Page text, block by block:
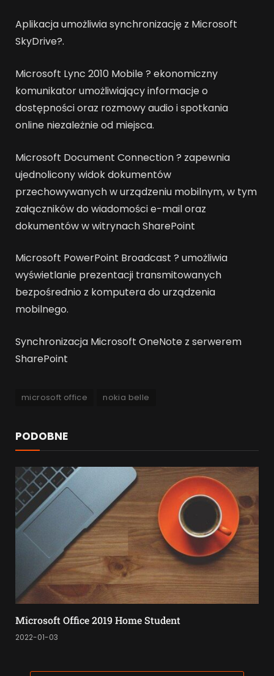
Aplikacja umożliwia synchronizację z Microsoft
SkyDrive?.
Microsoft Lync 2010 Mobile ? ekonomiczny
komunikator umożliwiający informacje o
dostępności oraz rozmowy audio i spotkania
online niezależnie od miejsca.
Microsoft Document Connection ? zapewnia
ujednolicony widok dokumentów
przechowywanych w urządzeniu mobilnym, w tym
załączników do wiadomości e-mail oraz
dokumentów w witrynach SharePoint
Microsoft PowerPoint Broadcast ? umożliwia
wyświetlanie prezentacji transmitowanych
bezpośrednio z komputera do urządzenia
mobilnego.
Synchronizacja Microsoft OneNote z serwerem
SharePoint
microsoft office nokia belle
PODOBNE
Microsoft Office 2019 Home Student
2022-01-03